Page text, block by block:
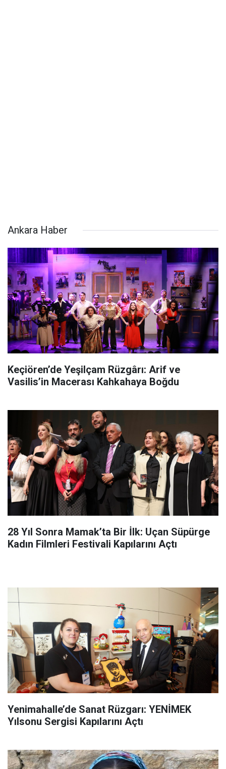
Ankara Haber
Keçiören’de Yeşilçam Rüzgârı: Arif ve
Vasilis’in Macerası Kahkahaya Boğdu
28 Yıl Sonra Mamak’ta Bir İlk: Uçan Süpürge
Kadın Filmleri Festivali Kapılarını Açtı
Yenimahalle’de Sanat Rüzgarı: YENİMEK
Yılsonu Sergisi Kapılarını Açtı